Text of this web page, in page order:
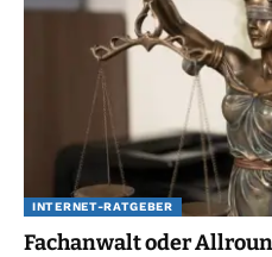
INTERNET-RATGEBER
Fachanwalt oder